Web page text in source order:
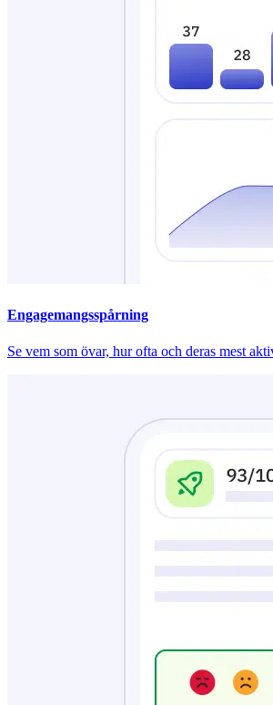
Engagemangsspårning
Se vem som övar, hur ofta och deras mest